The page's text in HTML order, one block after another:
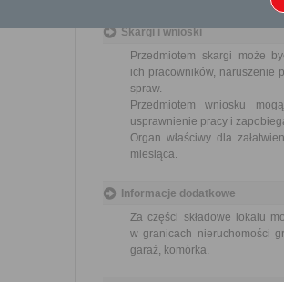
Skargi i wnioski
Przedmiotem skargi może
ich pracowników, naruszenie
spraw.
Przedmiotem wniosku
usprawnienie pracy i
Organ właściwy dla
miesiąca.
Informacje dodatkowe
Za części składowe lokalu
w granicach nieruchomości
garaż, komórka.